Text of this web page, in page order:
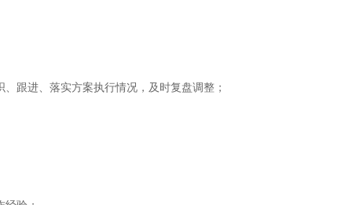
跟进、落实方案执行情况，及时复盘调整；